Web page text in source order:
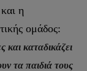
η
ομάδος:
και καταδικάζει
τα παιδιά τους